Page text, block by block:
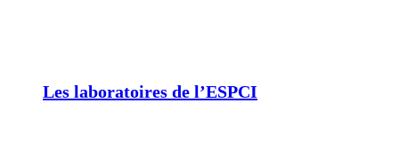
Les laboratoires de l’ESPCI